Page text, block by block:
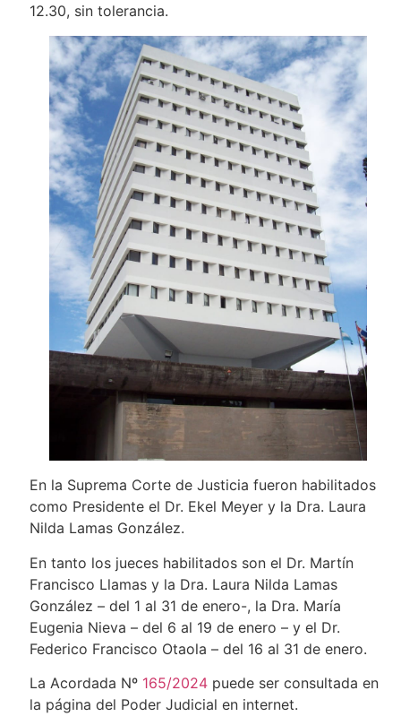
12.30, sin tolerancia.
En la Suprema Corte de Justicia fueron habilitados
como Presidente el Dr. Ekel Meyer y la Dra. Laura
Nilda Lamas González.
En tanto los jueces habilitados son el Dr. Martín
Francisco Llamas y la Dra. Laura Nilda Lamas
González – del 1 al 31 de enero-, la Dra. María
Eugenia Nieva – del 6 al 19 de enero – y el Dr.
Federico Francisco Otaola – del 16 al 31 de enero.
La Acordada Nº 165/2024puede ser consultada en
la página del Poder Judicial en internet.